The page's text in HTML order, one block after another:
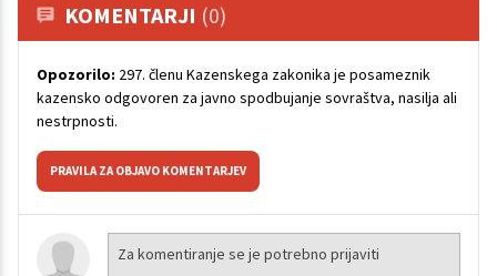
KOMENTARJI (0)
Opozorilo: 297. členu Kazenskega zakonika je posameznik
kazensko odgovoren za javno spodbujanje sovraštva, nasilja ali
nestrpnosti.
PRAVILA ZA OBJAVO KOMENTARJEV